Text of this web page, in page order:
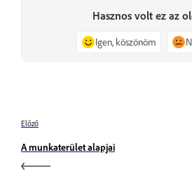
Hasznos volt ez az
Igen, köszönöm
Előző
A munkaterület alapjai